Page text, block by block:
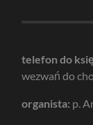
telefon do
wezwań do
organista: p.